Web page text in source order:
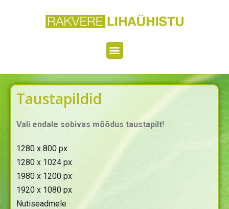
Taustapildid
Vali endale sobivas mõõdus taustapilt!
1280 x 800 px
1280 x 1024 px
1980 x 1200 px
1920 x 1080 px
Nutiseadmele